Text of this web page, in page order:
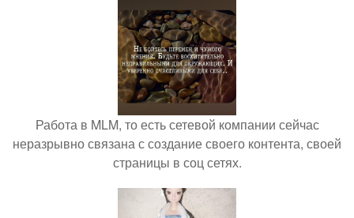
Работа в MLM, то есть сетевой компании сейчас
неразрывно связана с создание своего контента, своей
страницы в соц сетях.